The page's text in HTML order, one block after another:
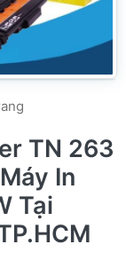
TN 263
In
Tại